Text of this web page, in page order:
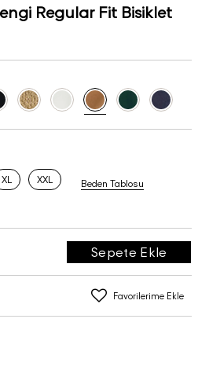
Regular Fit Bisiklet
XL
XXL
Beden Tablosu
Favorilerime Ekle
Sepete Ekle